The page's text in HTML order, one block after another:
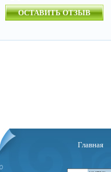
ОСТАВИТЬ ОТЗЫВ
Главная